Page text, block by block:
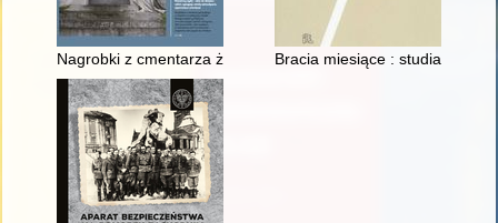
Nagrobki z cmentarza żydowskiego w Brzezinach -
Bracia miesiące : studia z